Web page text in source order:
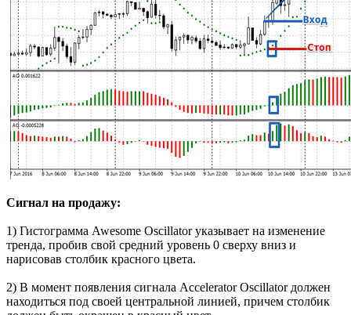
Сигнал на продажу:
1) Гистограмма Awesome Oscillator указывает на изменение
тренда, пробив свой средний уровень 0 сверху вниз и
нарисовав столбик красного цвета.
2) В момент появления сигнала Accelerator Oscillator должен
находиться под своей центральной линией, причем столбик